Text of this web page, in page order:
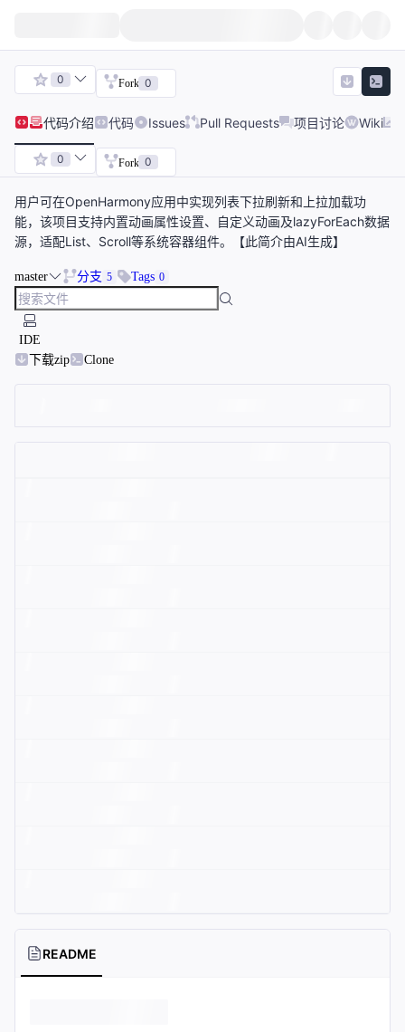
0 Fork 0
代码介绍 代码 Issues Pull Requests 项目讨论 Wiki
0 Fork 0
用户可在OpenHarmony应用中实现列表下拉刷新和上拉加载功
能，该项目支持内置动画属性设置、自定义动画及lazyForEach数据
源，适配List、Scroll等系统容器组件。【此简介由AI生成】
master 分支 5 Tags 0
IDE
下载zip
Clone
README